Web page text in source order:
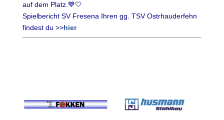
auf dem Platz.💙🤍
Spielbericht SV Fresena Ihren gg. TSV Ostrhauderfehn
findest du >>hier